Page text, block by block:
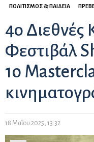
ΠΟΛΙΤΙΣΜΌΣ & ΠΑΙΔΕΊΑ
4ο Διεθνές
Φεστιβάλ
1o
18 Μαΐου 2025, 13:32